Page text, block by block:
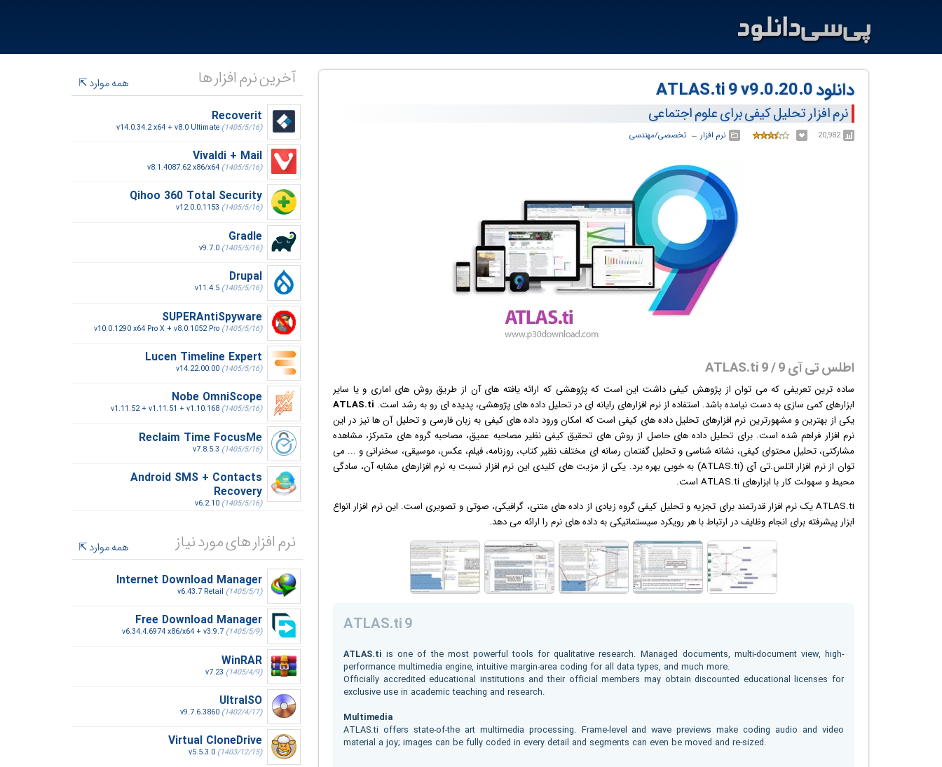
دانلود ATLAS.ti 9 v9.0.20.0
نرم افزار تحلیل کیفی برای علوم اجتماعی
20,982 نرم افزار ← ‏تخصصی/مهندسی
اطلس تی آی 9 / ATLAS.ti 9
ساده ترین تعریفی که می توان از پژوهش کیفی داشت این است که پژوهشی که ارائه یافته های آن از طریق روش های اماری و یا سایر
ابزارهای کمی سازی به دست نیامده باشد. استفاده از نرم افزارهای رایانه ای در تحلیل داده های پژوهشی، پدیده ای رو به رشد است. ATLAS.ti
یکی از بهترین و مشهورترین نرم افزارهای تحلیل داده های کیفی است که امکان ورود داده های کیفی به زبان فارسی و تحلیل آن ها نیز در این
نرم افزار فراهم شده است. برای تحلیل داده های حاصل از روش های تحقیق کیفی نظیر مصاحبه عمیق، مصاحبه گروه های متمرکز، مشاهده
مشارکتی، تحلیل محتوای کیفی، نشانه شناسی و تحلیل گفتمان رسانه ای مختلف نظیر کتاب، روزنامه،فیلم، عکس، موسیقی، سخنرانی و ... می
توان از نرم افزار اتلس.تی آی (ATLAS.ti) به خوبی بهره برد. یکی از مزیت های کلیدی این نرم افزار نسبت به نرم افزارهای مشابه آن، سادگی
محیط و سهولت کار با ابزارهای ATLAS.ti است.
ATLAS.ti یک
نرم افزار قدرتمند برای تجزیه و تحلیل کیفی گروه زیادی از داده های متنی، گرافیکی، صوتی و تصویری است. این نرم افزار انواع
ابزار پیشرفته برای انجام وظایف در ارتباط با هر رویکرد سیستماتیکی به داده های نرم را ارائه می دهد.
ATLAS.ti 9
ATLAS.ti is one of the most powerful tools for qualitative research. Managed documents, multi-document view, high-
performance multimedia engine, intuitive margin-area coding for all data types, and much more.
Officially accredited educational institutions and their official members may obtain discounted educational licenses for
exclusive use in academic teaching and research.
Multimedia
ATLAS.ti offers state-of-the art multimedia processing. Frame-level and wave previews make coding audio and video
material a joy; images can be fully coded in every detail and segments can even be moved and re-sized.
آخرین نرم افزار ها
همه موارد
Recoverit
v14.0.34.2 x64 + v8.0 Ultimate (1405/5/16)
Vivaldi + Mail
v8.1.4087.62 x86/x64 (1405/5/16)
Qihoo 360 Total Security
v12.0.0.1153 (1405/5/16)
Gradle
v9.7.0 (1405/5/16)
Drupal
v11.4.5 (1405/5/16)
SUPERAntiSpyware
v10.0.1290 x64 Pro X + v8.0.1052 Pro (1405/5/16)
Lucen Timeline Expert
v14.22.00.00 (1405/5/16)
Nobe OmniScope
v1.11.52 + v1.11.51 + v1.10.168 (1405/5/16)
Reclaim Time FocusMe
v7.8.5.3 (1405/5/16)
Android SMS + Contacts
Recovery
v6.2.10 (1405/5/16)
نرم افزار های مورد نیاز
همه موارد
Internet Download Manager
v6.43.7 Retail (1405/5/1)
Free Download Manager
v6.34.4.6974 x86/x64 + v3.9.7 (1405/5/9)
WinRAR
v7.23 (1405/4/9)
UltraISO
v9.7.6.3860 (1402/4/17)
Virtual CloneDrive
v5.5.3.0 (1403/12/15)